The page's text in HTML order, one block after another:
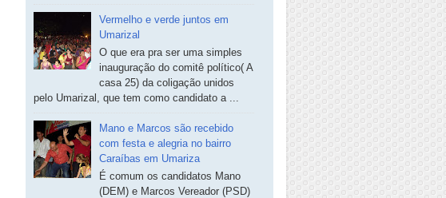
Vermelho e verde juntos em
Umarizal
O que era pra ser uma simples
inauguração do comitê político( A
casa 25) da coligação unidos
pelo Umarizal, que tem como candidato a ...
Mano e Marcos são recebido
com festa e alegria no bairro
Caraíbas em Umariza
É comum os candidatos Mano
(DEM) e Marcos Vereador (PSD)